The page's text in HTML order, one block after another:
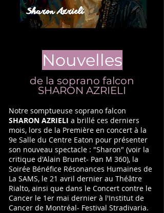
Nouvelles
de la soprano falcon
SHARON AZRIELI
Notre somptueuse soprano falcon
SHARON AZRIELI a brillé ces derniers
mois, lors de la Première en concert à la
9e Salle du Centre Eaton pour présenter
son nouveau spectacle : "Sharon" (voir la
critique d'Alain Brunet- Pan M 360), la ​
Soirée Bénéfice Résonances Humaines de
La SAMS, le 21 avril dernier au Théâtre
Rialto, ainsi que ​dans le Concert contre le
Cancer le 1er mai dernier à l'Institut de
Cancer de Montréal- Festival Stradivaria.